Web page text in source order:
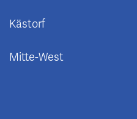
Kästorf
Mitte-West